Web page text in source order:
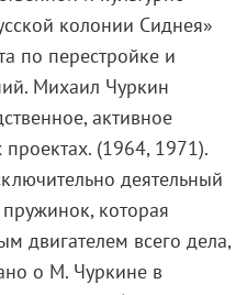
колонии Сиднея»
по перестройке и
Михаил Чуркин
активное
проектах. (1964, 1971).
деятельный
которая
двигателем всего дела,
о М. Чуркине в